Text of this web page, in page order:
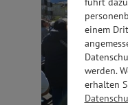
einem
werden.
erhalten